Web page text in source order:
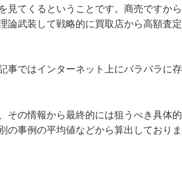
見てくるということです。商売ですか
論武装して戦略的に買取店から高額査
事ではインターネット上にバラバラに
その情報から最終的には狙うべき具体
の事例の平均値などから算出しておりま